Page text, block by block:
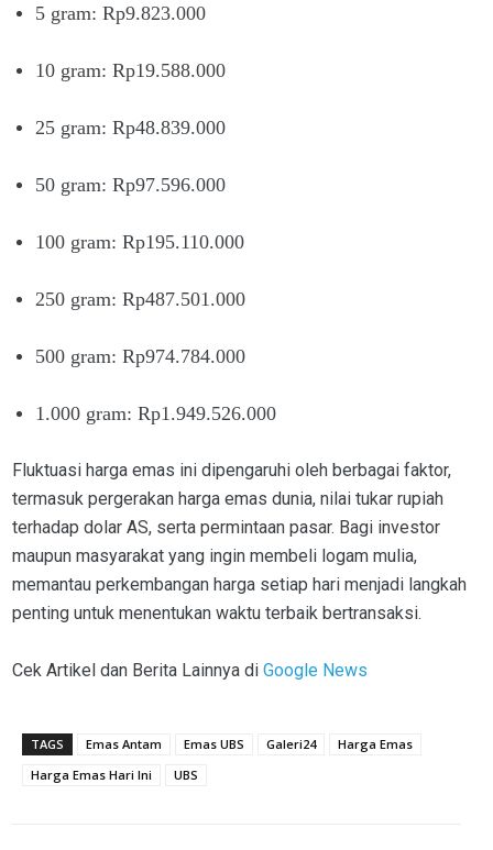
5 gram: Rp9.823.000
10 gram: Rp19.588.000
25 gram: Rp48.839.000
50 gram: Rp97.596.000
100 gram: Rp195.110.000
250 gram: Rp487.501.000
500 gram: Rp974.784.000
1.000 gram: Rp1.949.526.000
Fluktuasi harga emas ini dipengaruhi oleh berbagai faktor,
termasuk pergerakan harga emas dunia, nilai tukar rupiah
terhadap dolar AS, serta permintaan pasar. Bagi investor
maupun masyarakat yang ingin membeli logam mulia,
memantau perkembangan harga setiap hari menjadi langkah
penting untuk menentukan waktu terbaik bertransaksi.
Cek Artikel dan Berita Lainnya di Google News
TAGS Emas Antam Emas UBS Galeri24
Harga Emas
Harga Emas Hari Ini
UBS